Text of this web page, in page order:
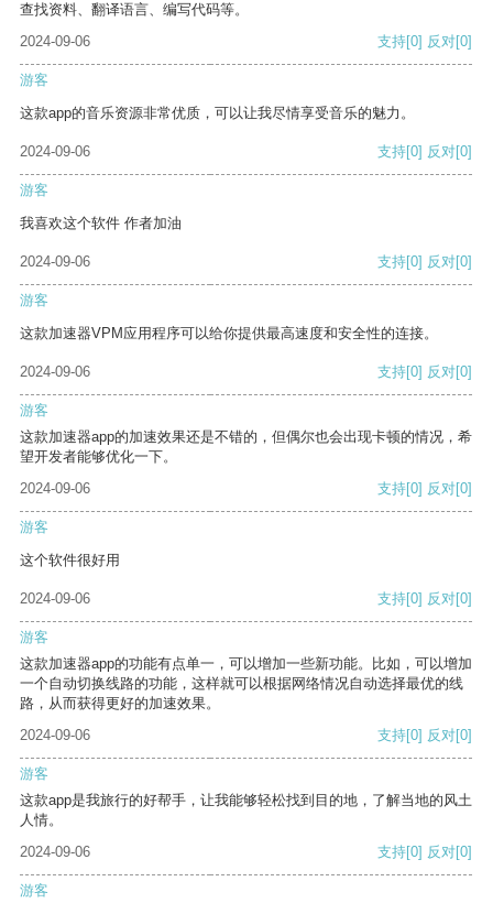
查找资料、翻译语言、编写代码等。
2024-09-06
支持[0] 反对[0]
游客
这款app的音乐资源非常优质，可以让我尽情享受音乐的魅力。
2024-09-06 支持[0] 反对[0]
游客
我喜欢这个软件 作者加油
2024-09-06 支持[0] 反对[0]
游客
这款加速器VPM应用程序可以给你提供最高速度和安全性的连接。
2024-09-06 支持[0] 反对[0]
游客
这款加速器app的加速效果还是不错的，但偶尔也会出现卡顿的情况，希
望开发者能够优化一下。
2024-09-06
支持[0] 反对[0]
游客
这个软件很好用
2024-09-06 支持[0] 反对[0]
游客
这款加速器app的功能有点单一，可以增加一些新功能。比如，可以增加
一个自动切换线路的功能，这样就可以根据网络情况自动选择最优的线
路，从而获得更好的加速效果。
2024-09-06
支持[0] 反对[0]
游客
这款app是我旅行的好帮手，让我能够轻松找到目的地，了解当地的风土
人情。
2024-09-06
支持[0] 反对[0]
游客